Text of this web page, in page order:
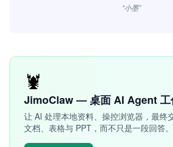
“小墨”
🦞
JimoClaw — 桌面 AI Agent 工
让 AI 处理本地资料、操控浏览器，最终
文档、表格与 PPT，而不只是一段回答。